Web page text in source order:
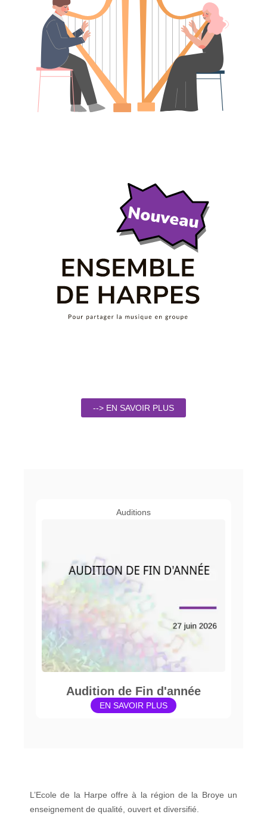
--> EN SAVOIR PLUS
Auditions
Audition de Fin d'année
EN SAVOIR PLUS
L’Ecole de la Harpe offre à la région de la Broye un
enseignement de qualité, ouvert et diversifié.